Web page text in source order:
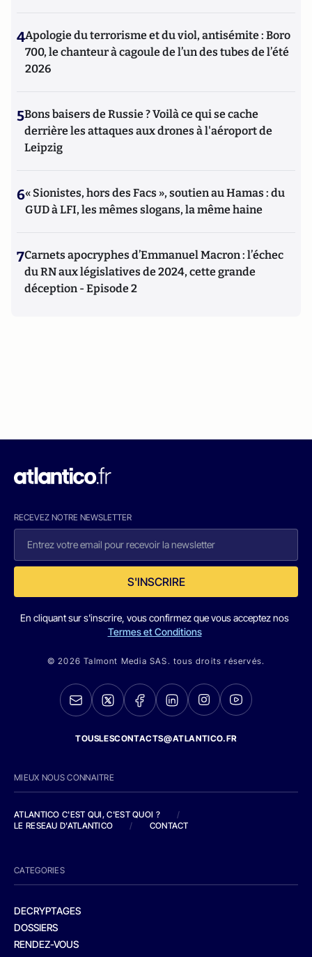
4Apologie du terrorisme et du viol, antisémite : Boro
700, le chanteur à cagoule de l’un des tubes de l’été
2026
5Bons baisers de Russie ? Voilà ce qui se cache
derrière les attaques aux drones à l'aéroport de
Leipzig
6« Sionistes, hors des Facs », soutien au Hamas : du
GUD à LFI, les mêmes slogans, la même haine
7Carnets apocryphes d’Emmanuel Macron : l’échec
du RN aux législatives de 2024, cette grande
déception - Episode 2
RECEVEZ NOTRE NEWSLETTER
S'INSCRIRE
En cliquant sur s'inscrire, vous confirmez que vous acceptez nos
Termes et Conditions
© 2026 Talmont Media SAS. tous droits réservés.
TOUSLESCONTACTS@ATLANTICO.FR
MIEUX NOUS CONNAITRE
ATLANTICO C'EST QUI, C'EST QUOI ?
/
LE RESEAU D'ATLANTICO
/ CONTACT
CATEGORIES
DECRYPTAGES
DOSSIERS
RENDEZ-VOUS